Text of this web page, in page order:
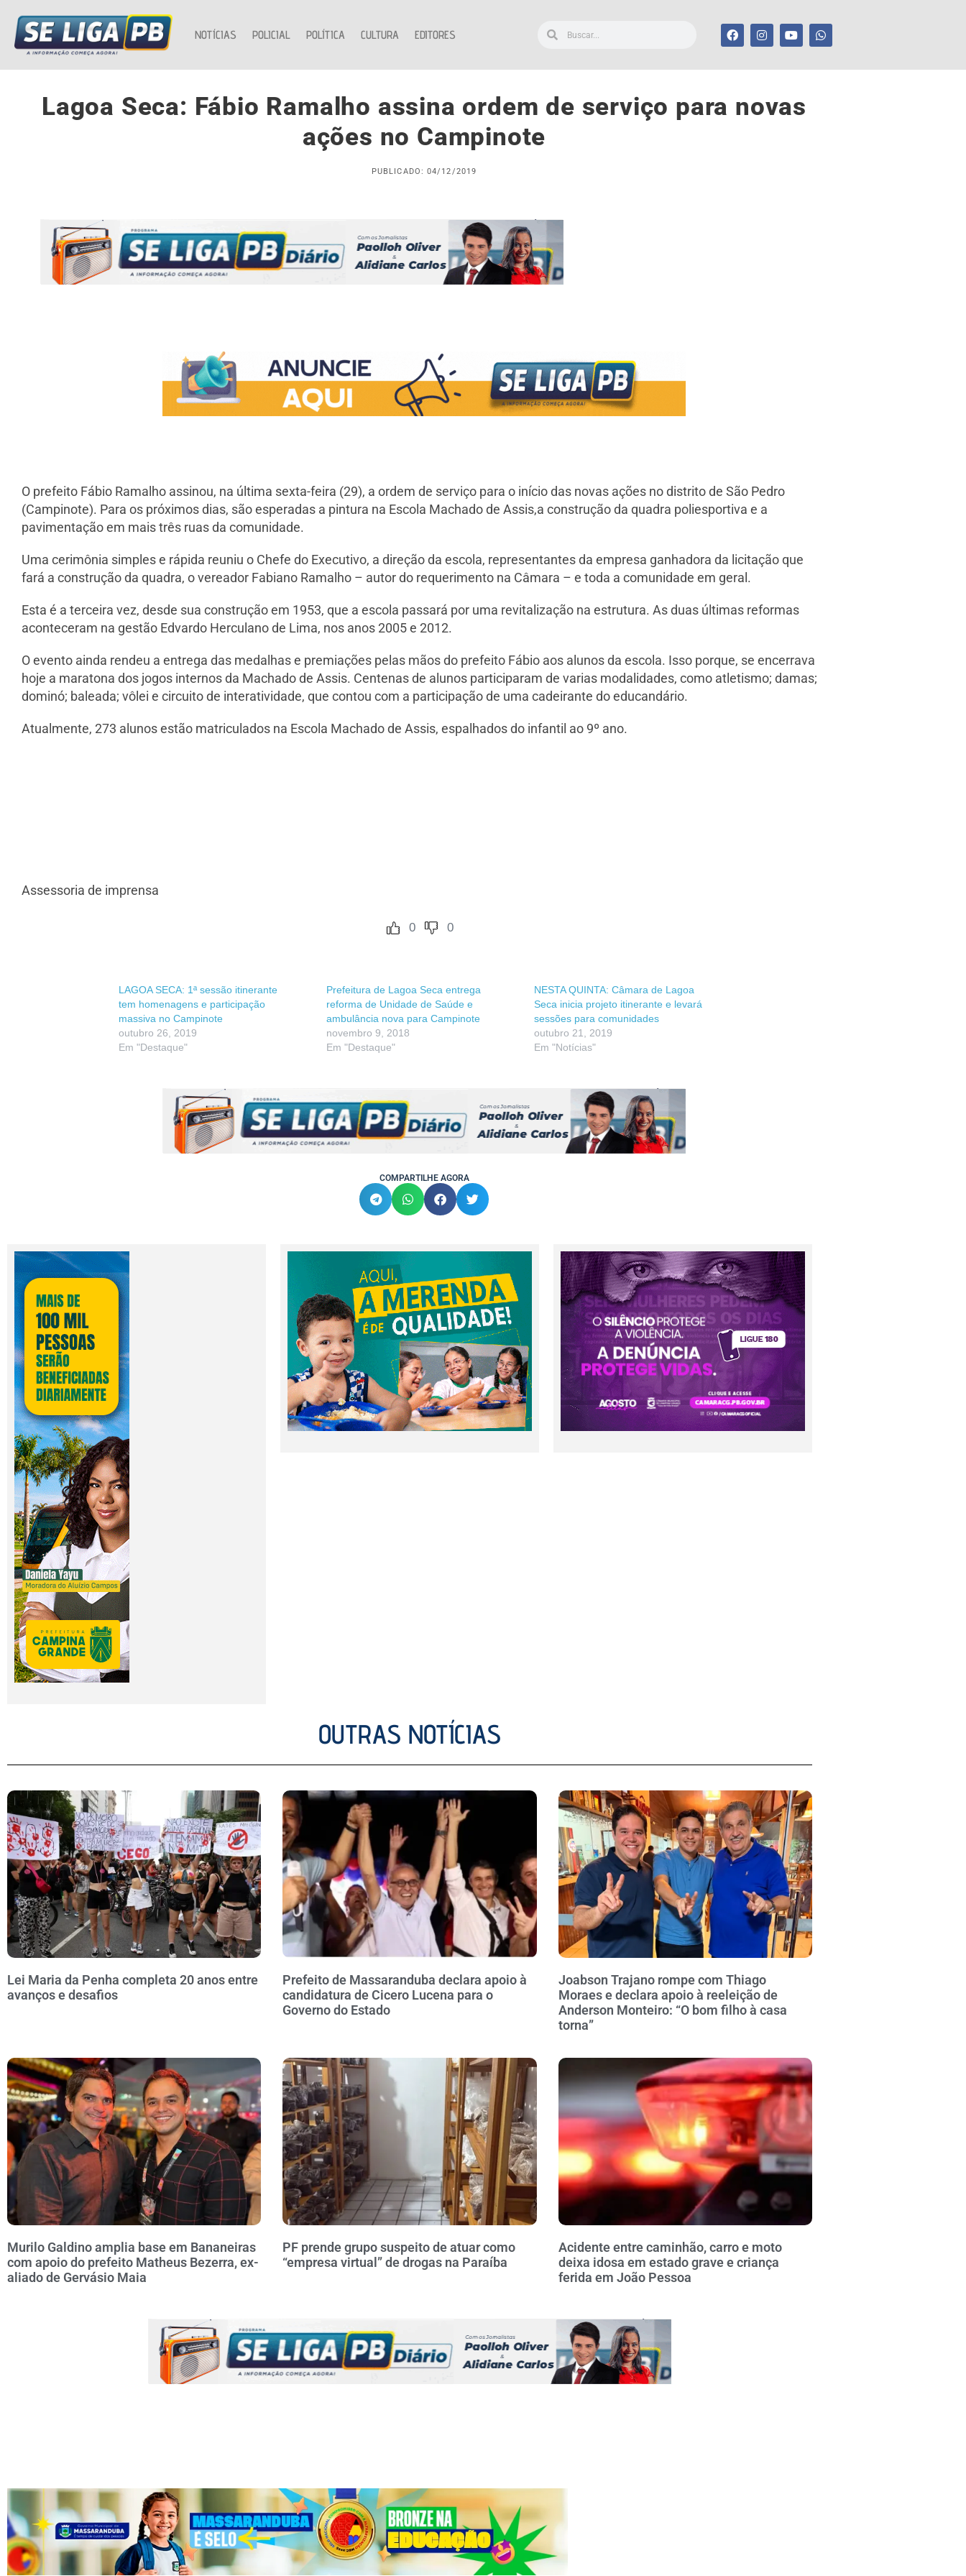
NOTÍCIAS POLICIAL POLÍTICA CULTURA EDITORES
Lagoa Seca: Fábio Ramalho assina ordem de serviço para novas
ações no Campinote
PUBLICADO: 04/12/2019
O prefeito Fábio Ramalho assinou, na última sexta-feira (29), a ordem de serviço para o início das novas ações no distrito de São Pedro
(Campinote). Para os próximos dias, são esperadas a pintura na Escola Machado de Assis,a construção da quadra poliesportiva e a
pavimentação em mais três ruas da comunidade.
Uma cerimônia simples e rápida reuniu o Chefe do Executivo, a direção da escola, representantes da empresa ganhadora da licitação que
fará a construção da quadra, o vereador Fabiano Ramalho – autor do requerimento na Câmara – e toda a comunidade em geral.
Esta é a terceira vez, desde sua construção em 1953, que a escola passará por uma revitalização na estrutura. As duas últimas reformas
aconteceram na gestão Edvardo Herculano de Lima, nos anos 2005 e 2012.
O evento ainda rendeu a entrega das medalhas e premiações pelas mãos do prefeito Fábio aos alunos da escola. Isso porque, se encerrava
hoje a maratona dos jogos internos da Machado de Assis. Centenas de alunos participaram de varias modalidades, como atletismo; damas;
dominó; baleada; vôlei e circuito de interatividade, que contou com a participação de uma cadeirante do educandário.
Atualmente, 273 alunos estão matriculados na Escola Machado de Assis, espalhados do infantil ao 9º ano.
Assessoria de imprensa
0 0
LAGOA SECA: 1ª sessão itinerante
tem homenagens e participação
massiva no Campinote
outubro 26, 2019
Em "Destaque"
Prefeitura de Lagoa Seca entrega
reforma de Unidade de Saúde e
ambulância nova para Campinote
novembro 9, 2018
Em "Destaque"
NESTA QUINTA: Câmara de Lagoa
Seca inicia projeto itinerante e levará
sessões para comunidades
outubro 21, 2019
Em "Notícias"
COMPARTILHE AGORA
OUTRAS NOTÍCIAS
Lei Maria da Penha completa 20 anos entre
avanços e desafios
Prefeito de Massaranduba declara apoio à
candidatura de Cicero Lucena para o
Governo do Estado
Joabson Trajano rompe com Thiago
Moraes e declara apoio à reeleição de
Anderson Monteiro: “O bom filho à casa
torna”
Murilo Galdino amplia base em Bananeiras
com apoio do prefeito Matheus Bezerra, ex-
aliado de Gervásio Maia
PF prende grupo suspeito de atuar como
“empresa virtual” de drogas na Paraíba
Acidente entre caminhão, carro e moto
deixa idosa em estado grave e criança
ferida em João Pessoa